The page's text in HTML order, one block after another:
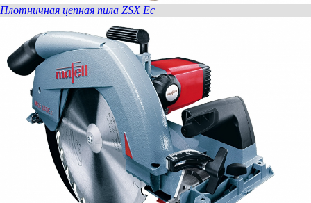
Плотничная цепная пила ZSX Ec